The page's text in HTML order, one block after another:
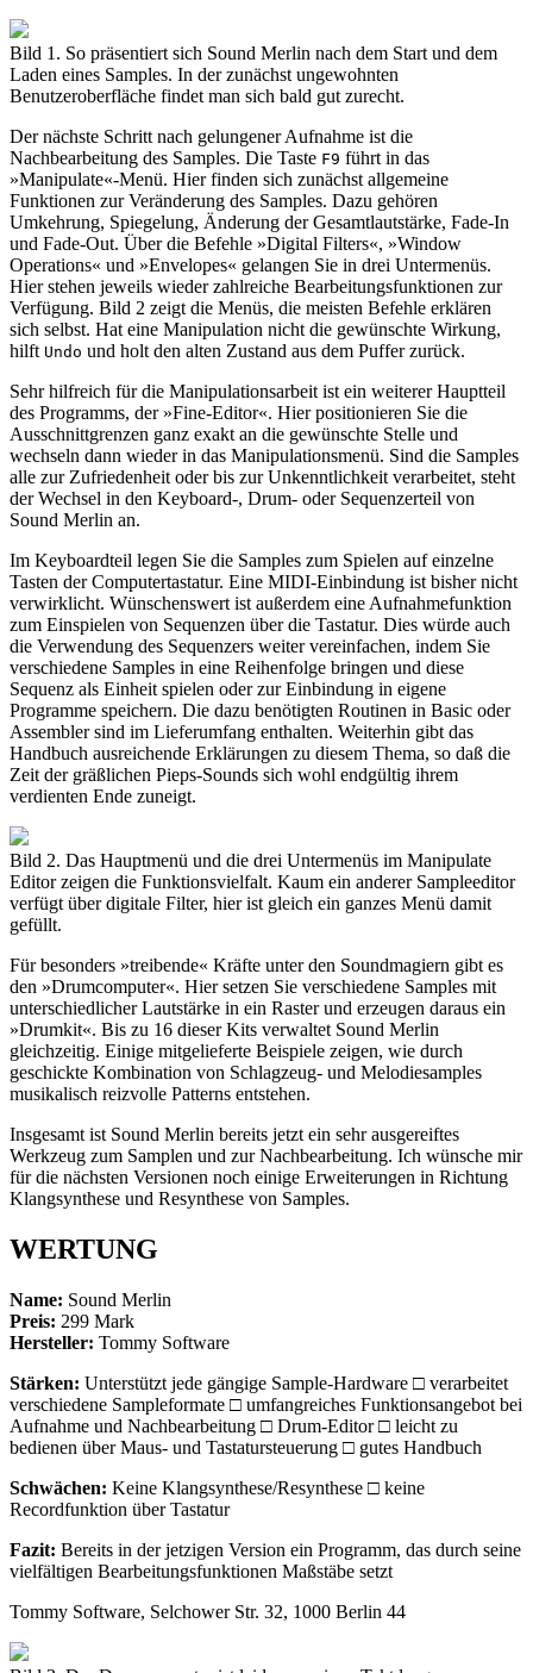
Bild 1. So präsentiert sich Sound Merlin nach dem Start und dem
Laden eines Samples. In der zunächst ungewohnten
Benutzeroberfläche findet man sich bald gut zurecht.
Der nächste Schritt nach gelungener Aufnahme ist die
Nachbearbeitung des Samples. Die Taste F9 führt in das
»Manipulate«-Menü. Hier finden sich zunächst allgemeine
Funktionen zur Veränderung des Samples. Dazu gehören
Umkehrung, Spiegelung, Änderung der Gesamtlautstärke, Fade-In
und Fade-Out. Über die Befehle »Digital Filters«, »Window
Operations« und »Envelopes« gelangen Sie in drei Untermenüs.
Hier stehen jeweils wieder zahlreiche Bearbeitungsfunktionen zur
Verfügung. Bild 2 zeigt die Menüs, die meisten Befehle erklären
sich selbst. Hat eine Manipulation nicht die gewünschte Wirkung,
hilft Undo und holt den alten Zustand aus dem Puffer zurück.
Sehr hilfreich für die Manipulationsarbeit ist ein weiterer Hauptteil
des Programms, der »Fine-Editor«. Hier positionieren Sie die
Ausschnittgrenzen ganz exakt an die gewünschte Stelle und
wechseln dann wieder in das Manipulationsmenü. Sind die Samples
alle zur Zufriedenheit oder bis zur Unkenntlichkeit verarbeitet, steht
der Wechsel in den Keyboard-, Drum- oder Sequenzerteil von
Sound Merlin an.
Im Keyboardteil legen Sie die Samples zum Spielen auf einzelne
Tasten der Computertastatur. Eine MIDI-Einbindung ist bisher nicht
verwirklicht. Wünschenswert ist außerdem eine Aufnahmefunktion
zum Einspielen von Sequenzen über die Tastatur. Dies würde auch
die Verwendung des Sequenzers weiter vereinfachen, indem Sie
verschiedene Samples in eine Reihenfolge bringen und diese
Sequenz als Einheit spielen oder zur Einbindung in eigene
Programme speichern. Die dazu benötigten Routinen in Basic oder
Assembler sind im Lieferumfang enthalten. Weiterhin gibt das
Handbuch ausreichende Erklärungen zu diesem Thema, so daß die
Zeit der gräßlichen Pieps-Sounds sich wohl endgültig ihrem
verdienten Ende zuneigt.
Bild 2. Das Hauptmenü und die drei Untermenüs im Manipulate
Editor zeigen die Funktionsvielfalt. Kaum ein anderer Sampleeditor
verfügt über digitale Filter, hier ist gleich ein ganzes Menü damit
gefüllt.
Für besonders »treibende« Kräfte unter den Soundmagiern gibt es
den »Drumcomputer«. Hier setzen Sie verschiedene Samples mit
unterschiedlicher Lautstärke in ein Raster und erzeugen daraus ein
»Drumkit«. Bis zu 16 dieser Kits verwaltet Sound Merlin
gleichzeitig. Einige mitgelieferte Beispiele zeigen, wie durch
geschickte Kombination von Schlagzeug- und Melodiesamples
musikalisch reizvolle Patterns entstehen.
Insgesamt ist Sound Merlin bereits jetzt ein sehr ausgereiftes
Werkzeug zum Samplen und zur Nachbearbeitung. Ich wünsche mir
für die nächsten Versionen noch einige Erweiterungen in Richtung
Klangsynthese und Resynthese von Samples.
WERTUNG
Name: Sound Merlin
Preis: 299 Mark
Hersteller: Tommy Software
Stärken: Unterstützt jede gängige Sample-Hardware □ verarbeitet
verschiedene Sampleformate □ umfangreiches Funktionsangebot bei
Aufnahme und Nachbearbeitung □ Drum-Editor □ leicht zu
bedienen über Maus- und Tastatursteuerung □ gutes Handbuch
Schwächen: Keine Klangsynthese/Resynthese □ keine
Recordfunktion über Tastatur
Fazit: Bereits in der jetzigen Version ein Programm, das durch seine
vielfältigen Bearbeitungsfunktionen Maßstäbe setzt
Tommy Software, Selchower Str. 32, 1000 Berlin 44